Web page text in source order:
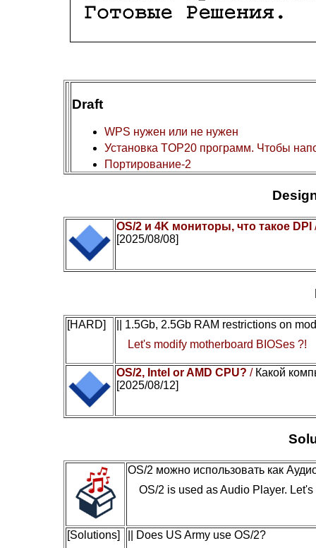
Draft
WPS нужен или не нужен
Установка TOP20 программ. Чтобы
Портирование-2
OS/2 и 4K мониторы, что такое DPI
[2025/08/08]
[HARD]
|| 1.5Gb, 2.5Gb RAM restrictions on
Let's modify motherboard BIOSes ?!
OS/2, Intel or AMD CPU? / Какой
[2025/08/12]
OS/2 можно использовать как
OS/2 is used as Audio Player.
[Solutions]
|| Does US Army use OS/2?